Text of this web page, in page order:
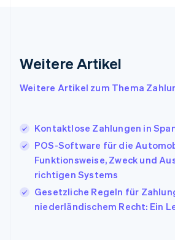
Weitere Artikel
Weitere Artikel zum Thema
Kontaktlose Zahlungen in
POS-Software für die
Funktionsweise, Zweck und
richtigen Systems
Gesetzliche Regeln für
niederländischem Recht: Ein
English
Italien
Italiano English
EnglishFrançais
Kroatien
EnglishItaliano
Lettland
English
Liechtenstein
Deutsch English